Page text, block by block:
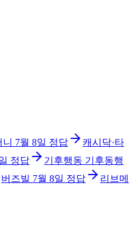
7월 8일 정답
캐시닥·타
정답
기후행동 기후동행
버즈빌 7월 8일 정답
리브메